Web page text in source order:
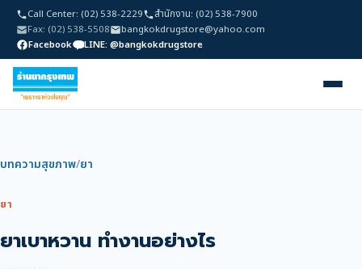
Call Center: (02) 538-2229
สำนักงาน: (02) 538-7900
Fax: (02) 538-5508
bangkokdrugstore@yahoo.com
Facebook
LINE: @bangkokdrugstore
บทความสุขภาพ/ยา
ยา
ยาเบาหวาน ทำงานอย่างไร